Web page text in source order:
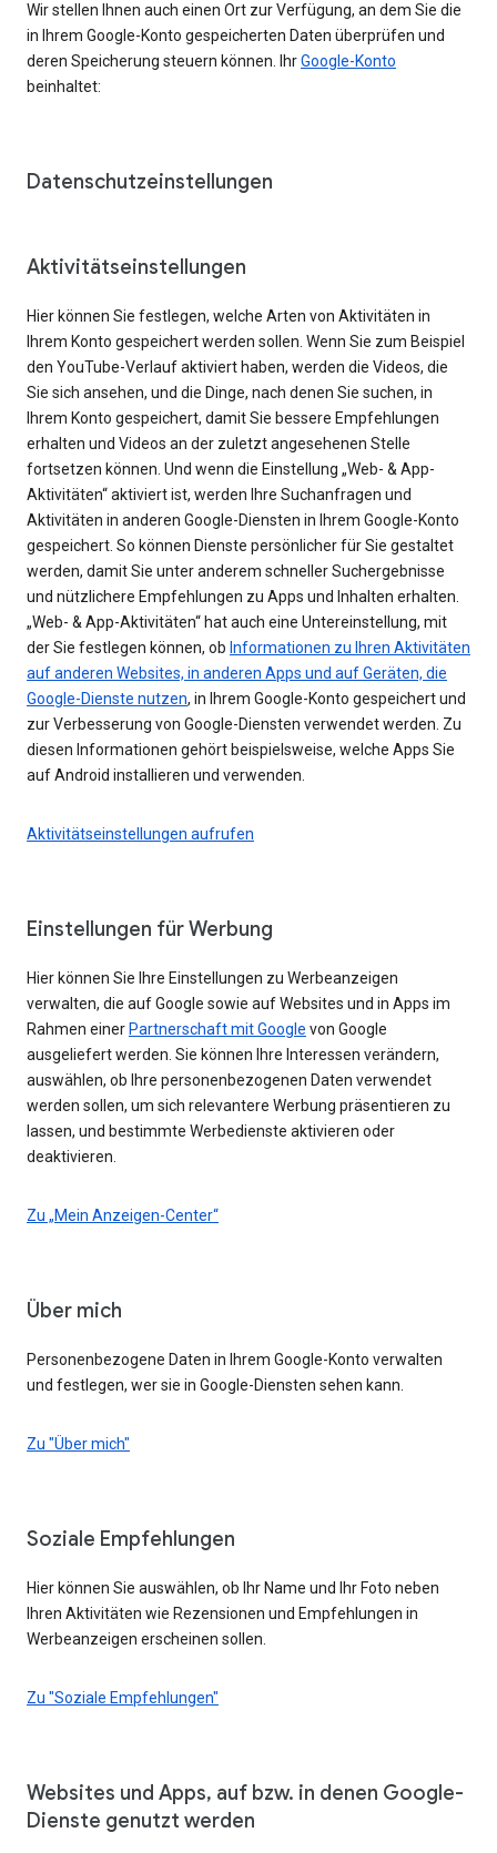
Wir stellen Ihnen auch einen Ort zur Verfügung, an dem Sie die
in Ihrem Google-Konto gespeicherten Daten überprüfen und
deren Speicherung steuern können. IhrGoogle-Konto
beinhaltet:
Datenschutzeinstellungen
Aktivitätseinstellungen
Hier können Sie festlegen, welche Arten von Aktivitäten in
Ihrem Konto gespeichert werden sollen. Wenn Sie zum Beispiel
den YouTube-Verlauf aktiviert haben, werden die Videos, die
Sie sich ansehen, und die Dinge, nach denen Sie suchen, in
Ihrem Konto gespeichert, damit Sie bessere Empfehlungen
erhalten und Videos an der zuletzt angesehenen Stelle
fortsetzen können. Und wenn die Einstellung „Web- & App-
Aktivitäten“ aktiviert ist, werden Ihre Suchanfragen und
Aktivitäten in anderen Google-Diensten in Ihrem Google-Konto
gespeichert. So können Dienste persönlicher für Sie gestaltet
werden, damit Sie unter anderem schneller Suchergebnisse
und nützlichere Empfehlungen zu Apps und Inhalten erhalten.
„Web- & App-Aktivitäten“ hat auch eine Untereinstellung, mit
der Sie festlegen können, ob Informationen zu Ihren Aktivitäten
auf anderen Websites, in anderen Apps und auf Geräten, die
Google-Dienste nutzen, in Ihrem Google-Konto gespeichert und
zur Verbesserung von Google-Diensten verwendet werden. Zu
diesen Informationen gehört beispielsweise, welche Apps Sie
auf Android installieren und verwenden.
Aktivitätseinstellungen aufrufen
Einstellungen für Werbung
Hier können Sie Ihre Einstellungen zu Werbeanzeigen
verwalten, die auf Google sowie auf Websites und in Apps im
Rahmen einer Partnerschaft mit Google von Google
ausgeliefert werden. Sie können Ihre Interessen verändern,
auswählen, ob Ihre personenbezogenen Daten verwendet
werden sollen, um sich relevantere Werbung präsentieren zu
lassen, und bestimmte Werbedienste aktivieren oder
deaktivieren.
Zu „Mein Anzeigen-Center“
Über mich
Personenbezogene Daten in Ihrem Google-Konto verwalten
und festlegen, wer sie in Google-Diensten sehen kann.
Zu "Über mich"
Soziale Empfehlungen
Hier können Sie auswählen, ob Ihr Name und Ihr Foto neben
Ihren Aktivitäten wie Rezensionen und Empfehlungen in
Werbeanzeigen erscheinen sollen.
Zu "Soziale Empfehlungen"
Websites und Apps, auf bzw. in denen Google-
Dienste genutzt werden